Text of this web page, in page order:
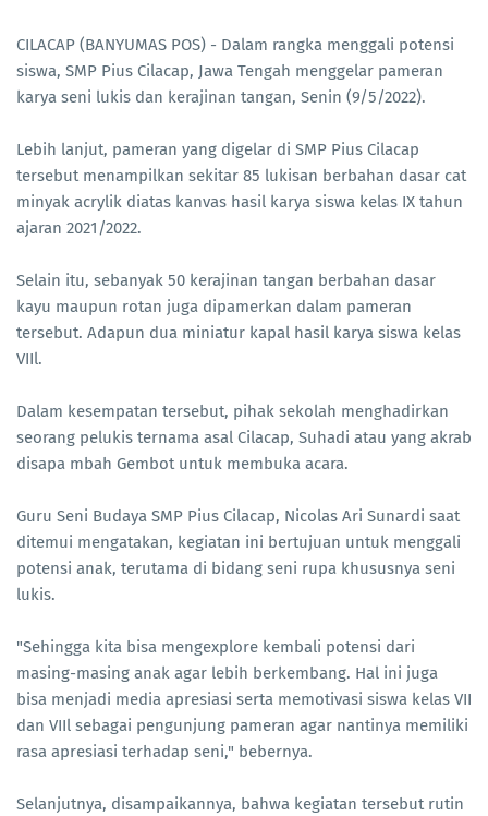
CILACAP (BANYUMAS POS) - Dalam rangka menggali potensi
siswa, SMP Pius Cilacap, Jawa Tengah menggelar pameran
karya seni lukis dan kerajinan tangan, Senin (9/5/2022).
Lebih lanjut, pameran yang digelar di SMP Pius Cilacap
tersebut menampilkan sekitar 85 lukisan berbahan dasar cat
minyak acrylik diatas kanvas hasil karya siswa kelas IX tahun
ajaran 2021/2022.
Selain itu, sebanyak 50 kerajinan tangan berbahan dasar
kayu maupun rotan juga dipamerkan dalam pameran
tersebut. Adapun dua miniatur kapal hasil karya siswa kelas
VIIl.
Dalam kesempatan tersebut, pihak sekolah menghadirkan
seorang pelukis ternama asal Cilacap, Suhadi atau yang akrab
disapa mbah Gembot untuk membuka acara.
Guru Seni Budaya SMP Pius Cilacap, Nicolas Ari Sunardi saat
ditemui mengatakan, kegiatan ini bertujuan untuk menggali
potensi anak, terutama di bidang seni rupa khususnya seni
lukis.
"Sehingga kita bisa mengexplore kembali potensi dari
masing-masing anak agar lebih berkembang. Hal ini juga
bisa menjadi media apresiasi serta memotivasi siswa kelas VII
dan VIIl sebagai pengunjung pameran agar nantinya memiliki
rasa apresiasi terhadap seni," bebernya.
Selanjutnya, disampaikannya, bahwa kegiatan tersebut rutin